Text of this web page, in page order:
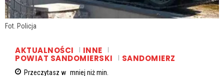
Fot. Policja
AKTUALNOŚCI INNE
POWIAT SANDOMIERSKI SANDOMIERZ
Przeczytasz w mniej niżmin.